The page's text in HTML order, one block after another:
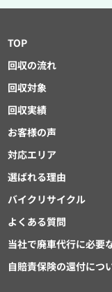
TOP
回収の流れ
回収対象
回収実績
お客様の声
対応エリア
選ばれる理由
バイクリサイクル
よくある質問
当社で廃車代行に必要
自賠責保険の還付につ